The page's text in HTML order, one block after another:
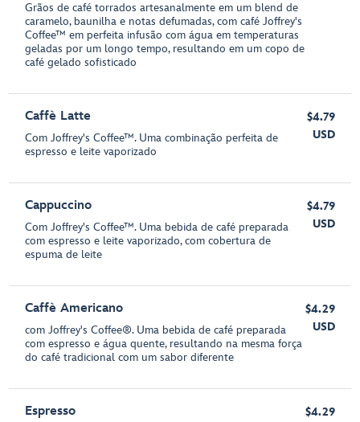
Grãos de café torrados artesanalmente em um blend de
caramelo, baunilha e notas defumadas, com café Joffrey's
Coffee™ em perfeita infusão com água em temperaturas
geladas por um longo tempo, resultando em um copo de
café gelado sofisticado
Caffè Latte
Com Joffrey's Coffee™. Uma combinação perfeita de
espresso e leite vaporizado
$4.79
USD
Cappuccino
Com Joffrey's Coffee™. Uma bebida de café preparada
com espresso e leite vaporizado, com cobertura de
espuma de leite
$4.79
USD
Caffè Americano
com Joffrey's Coffee®. Uma bebida de café preparada
com espresso e água quente, resultando na mesma força
do café tradicional com um sabor diferente
$4.29
USD
Espresso
$4.29